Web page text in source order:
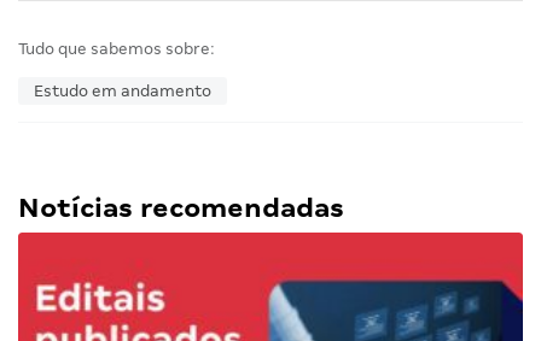
Tudo que sabemos sobre:
Estudo em andamento
Notícias recomendadas